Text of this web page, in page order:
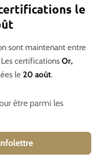
le
sont maintenant entre
certifications Or,
le 20 août.
être parmi les